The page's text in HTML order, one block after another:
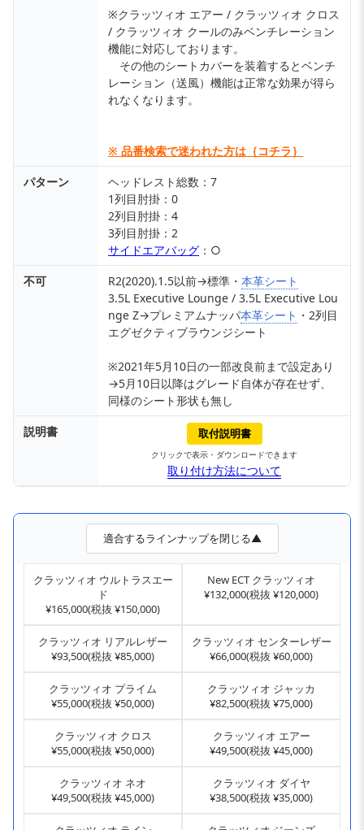
※クラッツィオ エアー / クラッツィオ クロス
/ クラッツィオ クールのみベンチレーション
機能に対応しております。
その他のシートカバーを装着するとベンチ
レーション（送風）機能は正常な効果が得ら
れなくなります。
※ 品番検索で迷われた方は｛コチラ｝
パターン
ヘッドレスト総数：7
1列目肘掛：0
2列目肘掛：4
3列目肘掛：2
サイドエアバッグ ：○
不可
R2(2020).1.5以前→標準・ 本革シート
3.5L Executive Lounge / 3.5L Executive Lou
nge Z→プレミアムナッパ本革シート ・2列目
エグゼクティブラウンジシート
※2021年5月10日の一部改良前まで設定あり
→5月10日以降はグレード自体が存在せず、
同様のシート形状も無し
説明書
取付説明書
クリックで表示・ダウンロードできます
取り付け方法について
適合するラインナップを閉じる▲
クラッツィオ ウルトラスエー
ド
¥165,000(税抜 ¥150,000)
New ECT クラッツィオ
¥132,000(税抜 ¥120,000)
クラッツィオ リアルレザー
¥93,500(税抜 ¥85,000)
クラッツィオ センターレザー
¥66,000(税抜 ¥60,000)
クラッツィオ プライム
¥55,000(税抜 ¥50,000)
クラッツィオ ジャッカ
¥82,500(税抜 ¥75,000)
クラッツィオ クロス
¥55,000(税抜 ¥50,000)
クラッツィオ エアー
¥49,500(税抜 ¥45,000)
クラッツィオ ネオ
¥49,500(税抜 ¥45,000)
クラッツィオ ダイヤ
¥38,500(税抜 ¥35,000)